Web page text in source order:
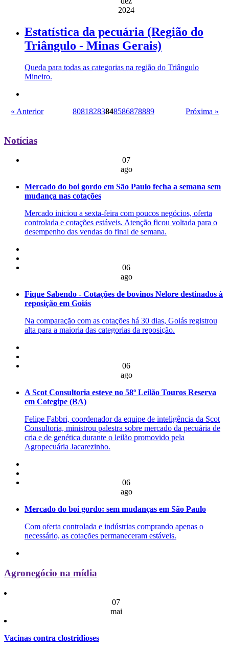
2024
Estatística da pecuária (Região do
Triângulo - Minas Gerais)
Queda para todas as categorias na região do Triângulo
Mineiro.
« Anterior 80818283848586878889 Próxima »
Notícias
07
ago
Mercado do boi gordo em São Paulo fecha a semana sem
mudança nas cotações
Mercado iniciou a sexta-feira com poucos negócios, oferta
controlada e cotações estáveis. Atenção ficou voltada para o
desempenho das vendas do final de semana.
06
ago
Fique Sabendo - Cotações de bovinos Nelore destinados à
reposição em Goiás
Na comparação com as cotações há 30 dias, Goiás registrou
alta para a maioria das categorias da reposição.
06
ago
A Scot Consultoria esteve no 58º Leilão Touros Reserva
em Cotegipe (BA)
Felipe Fabbri, coordenador da equipe de inteligência da Scot
Consultoria, ministrou palestra sobre mercado da pecuária de
cria e de genética durante o leilão promovido pela
Agropecuária Jacarezinho.
06
ago
Mercado do boi gordo: sem mudanças em São Paulo
Com oferta controlada e indústrias comprando apenas o
necessário, as cotações permaneceram estáveis.
Agronegócio na mídia
07
mai
Vacinas contra clostridioses